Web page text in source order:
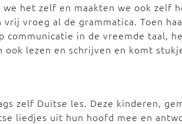
het zelf en maakten we ook zelf
vroeg al de grammatica. Toen
communicatie in de vreemde taal,
ook lezen en schrijven en komt
zelf Duitse les. Deze kinderen,
liedjes uit hun hoofd mee en